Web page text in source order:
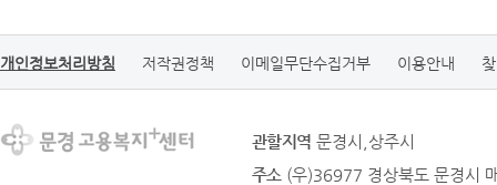
개인정보처리방침 저작권정책 이메일무단수집거부 이용안내
관할지역 문경시,상주시
주소 (우)36977 경상북도 문경시